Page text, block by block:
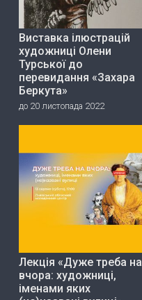
Виставка ілюстрацій
художниці Олени
Турської до
перевидання «Захара
Беркута»
до 20 листопада 2022
Лекція «Дуже треба на
вчора: художниці,
іменами яких